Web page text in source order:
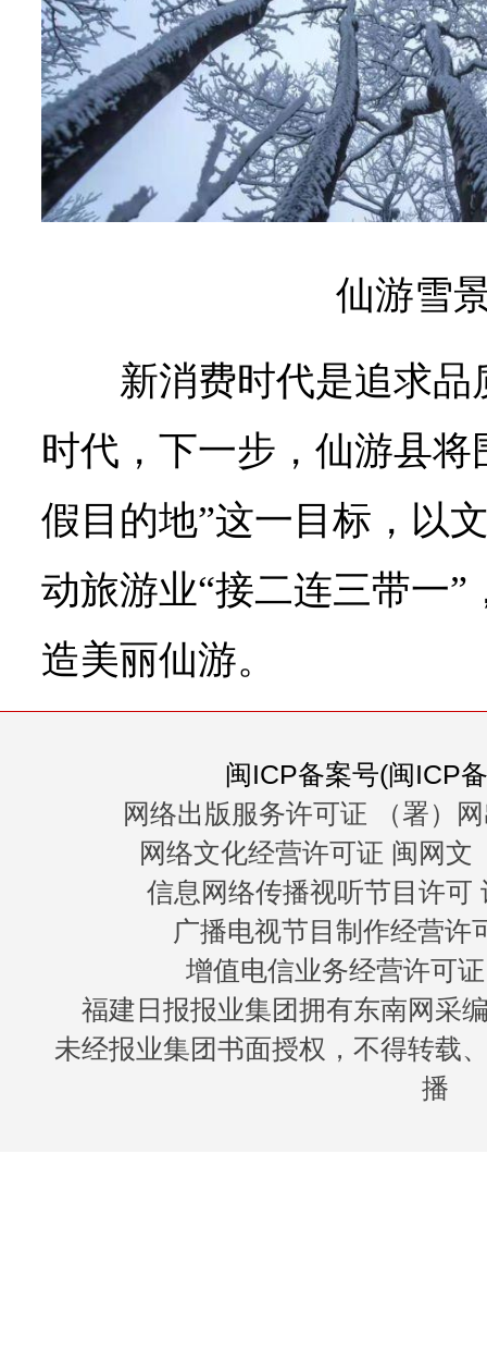
仙游雪
新消费时代是追求
时代，下一步，仙游县
假目的地”这一目标，以
动旅游业“接二连三带一
造美丽仙游。
闽ICP备案号(闽ICP
网络出版服务许可证 （署）
网络文化经营许可证 闽网文
信息网络传播视听节目许可
广播电视节目制作经营许
增值电信业务经营许可
福建日报报业集团拥有东南网采
未经报业集团书面授权，不得转载
播